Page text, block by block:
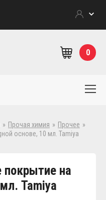
0
» Прочая химия » Прочее »
основе, 10 мл. Tamiya
покрытие на
Tamiya